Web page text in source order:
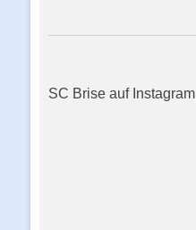
SC Brise auf Instagram